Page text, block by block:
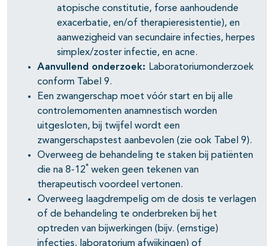
atopische constitutie, forse aanhoudende
exacerbatie, en/of therapieresistentie), en
aanwezigheid van secundaire infecties, herpes
simplex/zoster infectie, en acne.
Aanvullend onderzoek: Laboratoriumonderzoek
conform Tabel 9.
Een zwangerschap moet vóór start en bij alle
controlemomenten anamnestisch worden
uitgesloten, bij twijfel wordt een
zwangerschapstest aanbevolen (zie ook Tabel 9).
Overweeg de behandeling te staken bij patiënten
die na 8-12* weken geen tekenen van
therapeutisch voordeel vertonen.
Overweeg laagdrempelig om de dosis te verlagen
of de behandeling te onderbreken bij het
optreden van bijwerkingen (bijv. (ernstige)
infecties, laboratorium afwijkingen) of